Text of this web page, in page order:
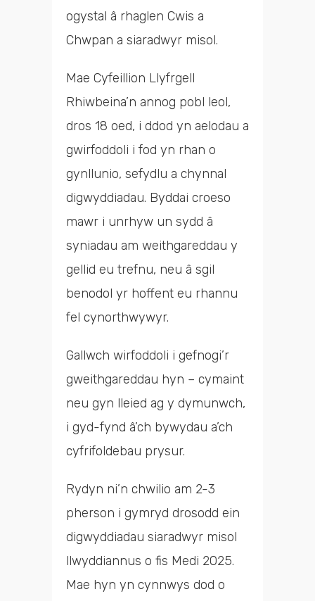
ogystal â rhaglen Cwis a
Chwpan a siaradwyr misol.
Mae Cyfeillion Llyfrgell
Rhiwbeina’n annog pobl leol,
dros 18 oed, i ddod yn aelodau a
gwirfoddoli i fod yn rhan o
gynllunio, sefydlu a chynnal
digwyddiadau. Byddai croeso
mawr i unrhyw un sydd â
syniadau am weithgareddau y
gellid eu trefnu, neu â sgil
benodol yr hoffent eu rhannu
fel cynorthwywyr.
Gallwch wirfoddoli i gefnogi’r
gweithgareddau hyn – cymaint
neu gyn lleied ag y dymunwch,
i gyd-fynd â’ch bywydau a’ch
cyfrifoldebau prysur.
Rydyn ni’n chwilio am 2-3
pherson i gymryd drosodd ein
digwyddiadau siaradwyr misol
llwyddiannus o fis Medi 2025.
Mae hyn yn cynnwys dod o